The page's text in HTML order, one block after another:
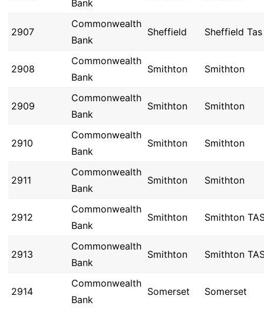
Bank
2907
Commonwealth
Bank
Sheffield Sheffield Tas
2908
Commonwealth
Bank
Smithton Smithton
2909
Commonwealth
Bank
Smithton Smithton
2910
Commonwealth
Bank
Smithton Smithton
2911
Commonwealth
Bank
Smithton Smithton
2912
Commonwealth
Bank
Smithton Smithton
2913
Commonwealth
Bank
Smithton Smithton
2914
Commonwealth
Bank
Somerset Somerset